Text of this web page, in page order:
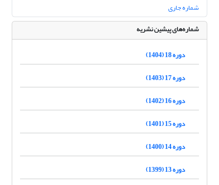
شماره جاری
شماره‌های پیشین نشریه
دوره 18 (1404)
دوره 17 (1403)
دوره 16 (1402)
دوره 15 (1401)
دوره 14 (1400)
دوره 13 (1399)